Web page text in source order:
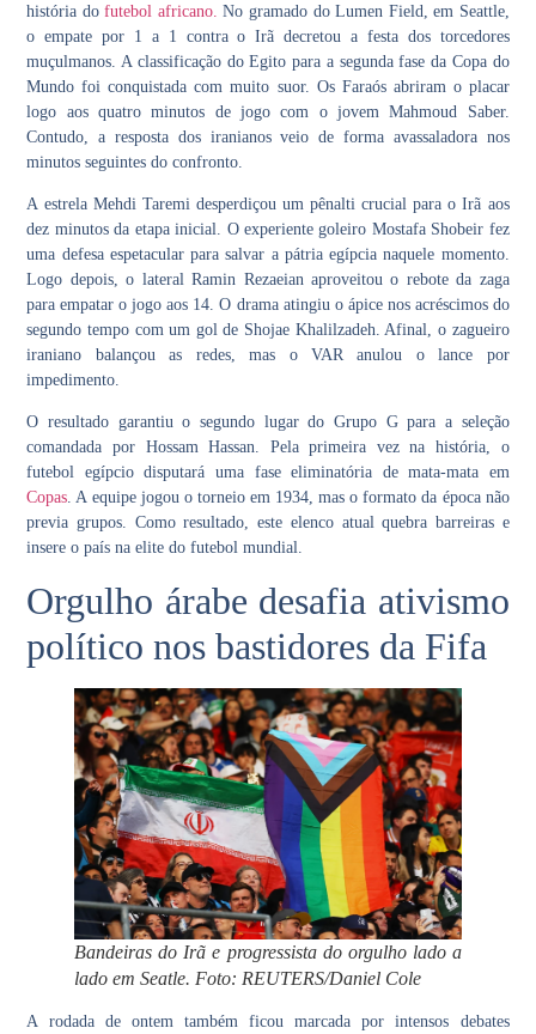
história dofutebol africano. No gramado do Lumen Field, em Seattle,
o empate por 1 a 1 contra o Irã decretou a festa dos torcedores
muçulmanos. A classificação do Egito para a segunda fase da Copa do
Mundo foi conquistada com muito suor. Os Faraós abriram o placar
logo aos quatro minutos de jogo com o jovem Mahmoud Saber.
Contudo, a resposta dos iranianos veio de forma avassaladora nos
minutos seguintes do confronto.
A estrela Mehdi Taremi desperdiçou um pênalti crucial para o Irã aos
dez minutos da etapa inicial. O experiente goleiro Mostafa Shobeir fez
uma defesa espetacular para salvar a pátria egípcia naquele momento.
Logo depois, o lateral Ramin Rezaeian aproveitou o rebote da zaga
para empatar o jogo aos 14. O drama atingiu o ápice nos acréscimos do
segundo tempo com um gol de Shojae Khalilzadeh. Afinal, o zagueiro
iraniano balançou as redes, mas o VAR anulou o lance por
impedimento.
O resultado garantiu o segundo lugar do Grupo G para a seleção
comandada por Hossam Hassan. Pela primeira vez na história, o
futebol egípcio disputará uma fase eliminatória de mata-mata em
Copas. A equipe jogou o torneio em 1934, mas o formato da época não
previa grupos. Como resultado, este elenco atual quebra barreiras e
insere o país na elite do futebol mundial.
Orgulho árabe desafia ativismo
político nos bastidores da Fifa
Bandeiras do Irã e progressista do orgulho lado a
lado em Seatle. Foto: REUTERS/Daniel Cole
A rodada de ontem também ficou marcada por intensos debates